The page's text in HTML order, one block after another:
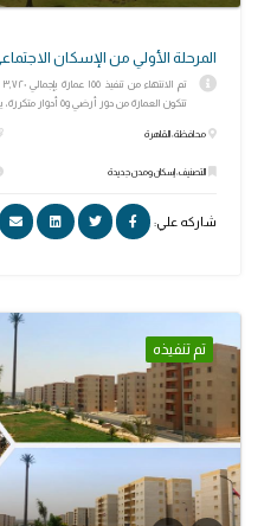
المرحلة الأولي من الإسكان
تتكون العمارة من دور أرضي و٥ أدوار متكررة، يضم الدور الواحد ٤...
محافظة: القاهرة
التصنيف: إسكان ومدن جديدة
شاركه علي:
تم تنفيذه